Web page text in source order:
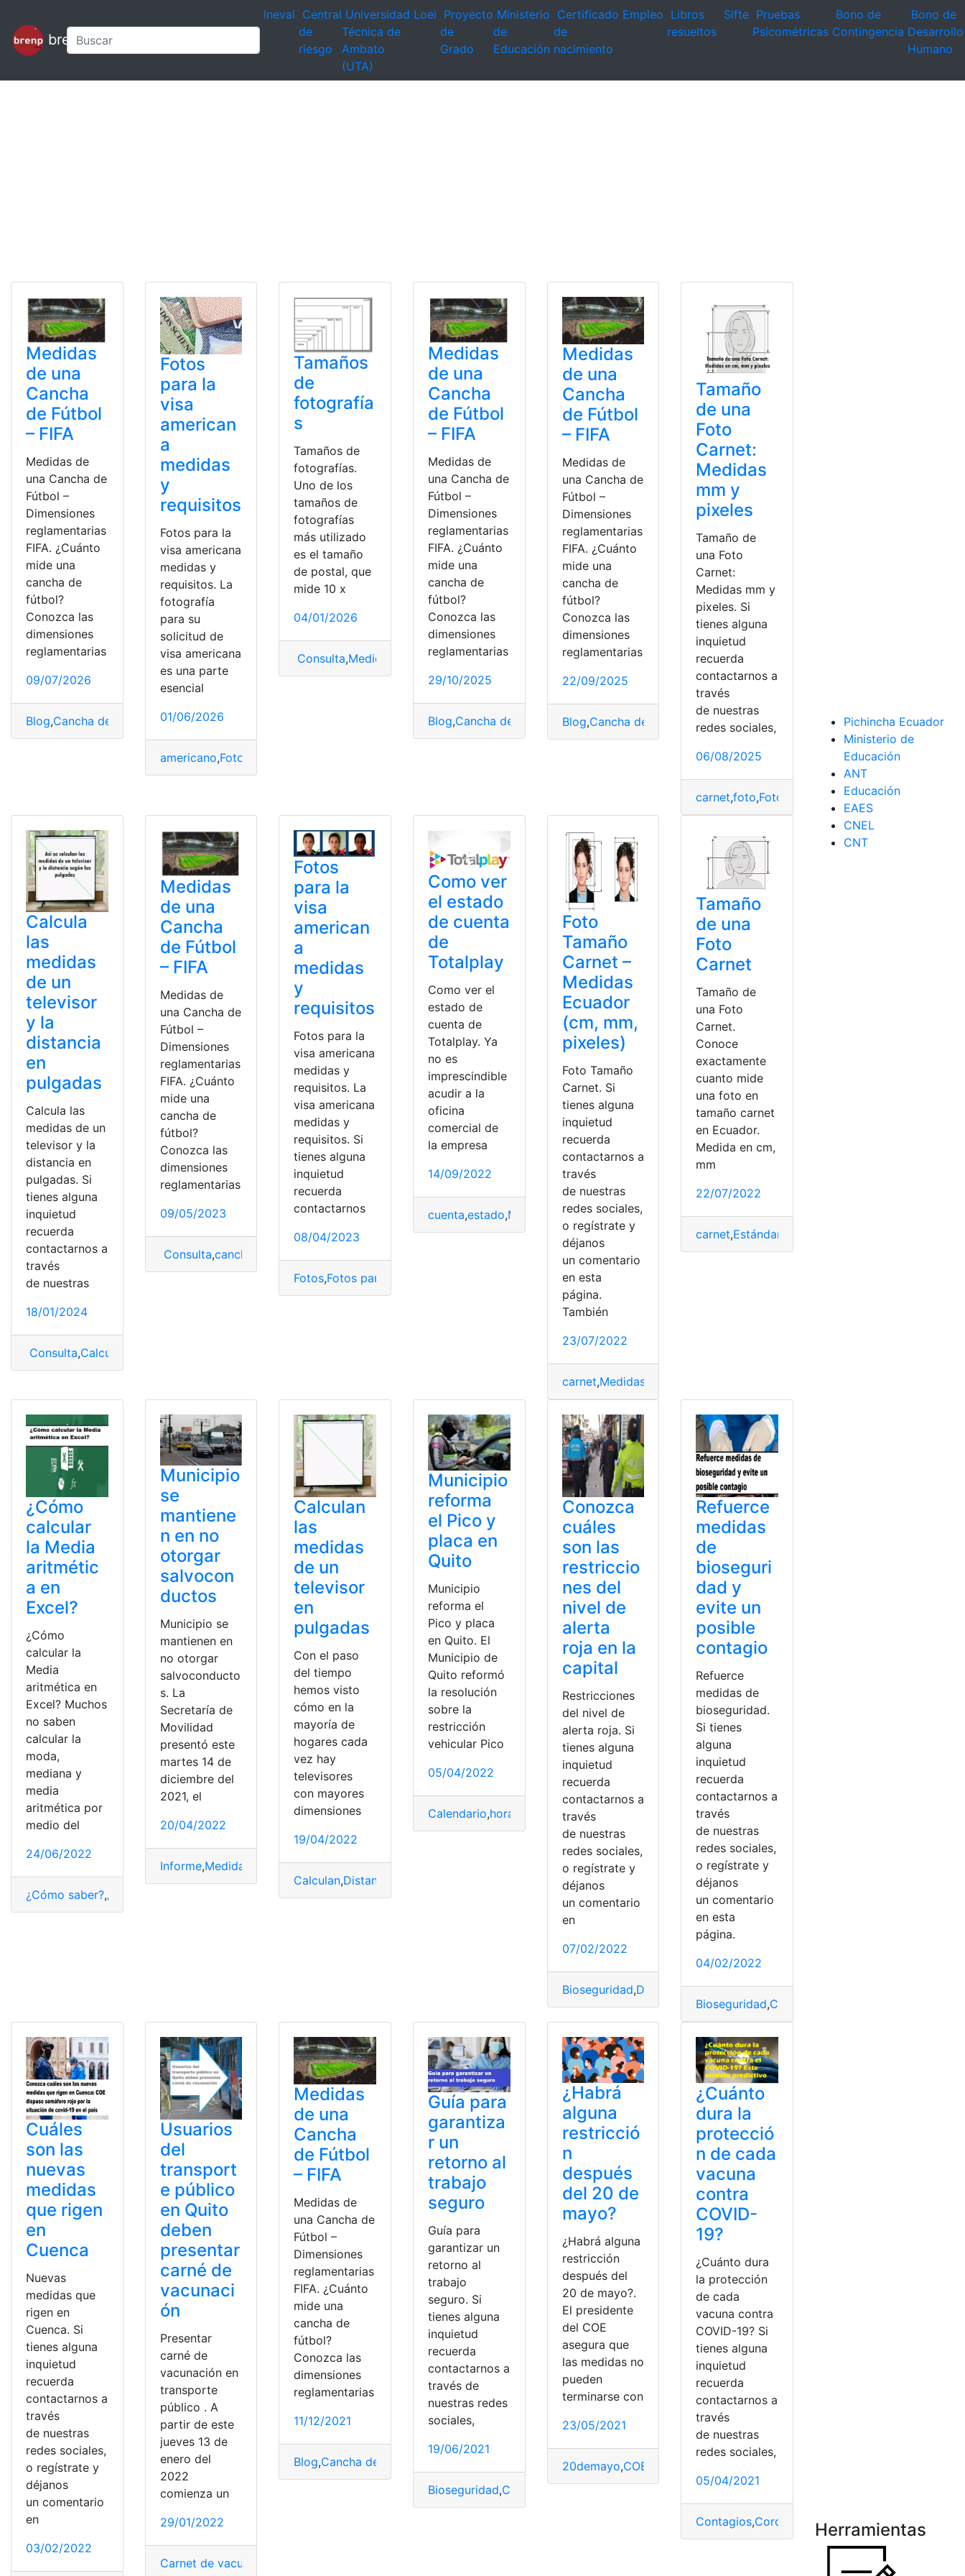
brenp
Ineval Central
de
riesgo
Universidad
Técnica de
Ambato
(UTA)
Loei Proyecto
de
Grado
Ministerio
de
Educación
Certificado
de
nacimiento
Empleo Libros
resueltos
Sifte Pruebas
Psicométricas
Bono de
Contingencia
Bono de
Desarrollo
Humano
Medidas
de una
Cancha
de Fútbol
– FIFA
Medidas de
una Cancha de
Fútbol –
Dimensiones
reglamentarias
FIFA. ¿Cuánto
mide una
cancha de
fútbol?
Conozca las
dimensiones
reglamentarias
09/07/2026
Blog,Cancha de fútbol Ecuador,Fútbol
Fotos
para la
visa
american
a
medidas
y
requisitos
Fotos para la
visa americana
medidas y
requisitos. La
fotografía
para su
solicitud de
visa americana
es una parte
esencial
01/06/2026
americano,Fotos
Tamaños
de
fotografía
s
Tamaños de
fotografías.
Uno de los
tamaños de
fotografías
más utilizado
es el tamaño
de postal, que
mide 10 x
04/01/2026
Consulta,Medidas Tamaños de fotografías
Medidas
de una
Cancha
de Fútbol
– FIFA
Medidas de
una Cancha de
Fútbol –
Dimensiones
reglamentarias
FIFA. ¿Cuánto
mide una
cancha de
fútbol?
Conozca las
dimensiones
reglamentarias
29/10/2025
Blog,Cancha de fútbol Ecuador,Fútbol ,Medidas
Medidas
de una
Cancha
de Fútbol
– FIFA
Medidas de
una Cancha de
Fútbol –
Dimensiones
reglamentarias
FIFA. ¿Cuánto
mide una
cancha de
fútbol?
Conozca las
dimensiones
reglamentarias
22/09/2025
Blog,Cancha de fútbol Ecuador Fútbol
Tamaño
de una
Foto
Carnet:
Medidas
mm y
pixeles
Tamaño de
una Foto
Carnet:
Medidas mm y
pixeles. Si
tienes alguna
inquietud
recuerda
contactarnos a
través
de nuestras
redes sociales,
06/08/2025
carnet,foto,Foto Carnet Medidas,Pixeles
Calcula
las
medidas
de un
televisor
y la
distancia
en
pulgadas
Calcula las
medidas de un
televisor y la
distancia en
pulgadas. Si
tienes alguna
inquietud
recuerda
contactarnos a
través
de nuestras
18/01/2024
Consulta,Calcular
Medidas
de una
Cancha
de Fútbol
– FIFA
Medidas de
una Cancha de
Fútbol –
Dimensiones
reglamentarias
FIFA. ¿Cuánto
mide una
cancha de
fútbol?
Conozca las
dimensiones
reglamentarias
09/05/2023
Consulta,cancha Fútbol ,Medidas
Fotos
para la
visa
american
a
medidas
y
requisitos
Fotos para la
visa americana
medidas y
requisitos. La
visa americana
medidas y
requisitos. Si
tienes alguna
inquietud
recuerda
contactarnos
08/04/2023
Fotos,Fotos para la visa Medidas y requisitos,Requisitos
Como ver
el estado
de cuenta
de
Totalplay
Como ver el
estado de
cuenta de
Totalplay. Ya
no es
imprescindible
acudir a la
oficina
comercial de
la empresa
14/09/2022
cuenta,estado,Medidas Procedimiento,registrarse,totalplay,Ventajas
Foto
Tamaño
Carnet –
Medidas
Ecuador
(cm, mm,
pixeles)
Foto Tamaño
Carnet. Si
tienes alguna
inquietud
recuerda
contactarnos a
través
de nuestras
redes sociales,
o regístrate y
déjanos
un comentario
en esta
página.
También
23/07/2022
carnet,Medidas
Tamaño
de una
Foto
Carnet
Tamaño de
una Foto
Carnet.
Conoce
exactamente
cuanto mide
una foto en
tamaño carnet
en Ecuador.
Medida en cm,
mm
22/07/2022
carnet,Estándares
¿Cómo
calcular
la Media
aritmétic
a en
Excel?
¿Cómo
calcular la
Media
aritmética en
Excel? Muchos
no saben
calcular la
moda,
mediana y
media
aritmética por
medio del
24/06/2022
¿Cómo saber?,¿Qué es? Excel,Medidas,Microsoft Excel
Municipio
se
mantiene
n en no
otorgar
salvocon
ductos
Municipio se
mantienen en
no otorgar
salvoconducto
s. La
Secretaría de
Movilidad
presentó este
martes 14 de
diciembre del
2021, el
20/04/2022
Informe,Medidas movilidad,Servicios,Vehículo
Calculan
las
medidas
de un
televisor
en
pulgadas
Con el paso
del tiempo
hemos visto
cómo en la
mayoría de
hogares cada
vez hay
televisores
con mayores
dimensiones
19/04/2022
Calculan,Distancia
Municipio
reforma
el Pico y
placa en
Quito
Municipio
reforma el
Pico y placa
en Quito. El
Municipio de
Quito reformó
la resolución
sobre la
restricción
vehicular Pico
05/04/2022
Calendario,horario Medidas,Restricción
Conozca
cuáles
son las
restriccio
nes del
nivel de
alerta
roja en la
capital
Restricciones
del nivel de
alerta roja. Si
tienes alguna
inquietud
recuerda
contactarnos a
través
de nuestras
redes sociales,
o regístrate y
déjanos
un comentario
en
07/02/2022
Bioseguridad,Distrito Metropolitano de Quito
Refuerce
medidas
de
bioseguri
dad y
evite un
posible
contagio
Refuerce
medidas de
bioseguridad.
Si tienes
alguna
inquietud
recuerda
contactarnos a
través
de nuestras
redes sociales,
o regístrate y
déjanos
un comentario
en esta
página.
04/02/2022
Bioseguridad,Contagios
Cuáles
son las
nuevas
medidas
que rigen
en
Cuenca
Nuevas
medidas que
rigen en
Cuenca. Si
tienes alguna
inquietud
recuerda
contactarnos a
través
de nuestras
redes sociales,
o regístrate y
déjanos
un comentario
en
03/02/2022
Usuarios
del
transport
e público
en Quito
deben
presentar
carné de
vacunaci
ón
Presentar
carné de
vacunación en
transporte
público . A
partir de este
jueves 13 de
enero del
2022
comienza un
29/01/2022
Carnet de vacunación
Medidas
de una
Cancha
de Fútbol
– FIFA
Medidas de
una Cancha de
Fútbol –
Dimensiones
reglamentarias
FIFA. ¿Cuánto
mide una
cancha de
fútbol?
Conozca las
dimensiones
reglamentarias
11/12/2021
Blog,Cancha de fútbol
Guía para
garantiza
r un
retorno al
trabajo
seguro
Guía para
garantizar un
retorno al
trabajo
seguro. Si
tienes alguna
inquietud
recuerda
contactarnos a
través de
nuestras redes
sociales,
19/06/2021
Bioseguridad,Coronavirus Distancia social
¿Habrá
alguna
restricció
n
después
del 20 de
mayo?
¿Habrá alguna
restricción
después del
20 de mayo?.
El presidente
del COE
asegura que
las medidas no
pueden
terminarse con
23/05/2021
20demayo,COE
¿Cuánto
dura la
protecció
n de cada
vacuna
contra
COVID-
19?
¿Cuánto dura
la protección
de cada
vacuna contra
COVID-19? Si
tienes alguna
inquietud
recuerda
contactarnos a
través
de nuestras
redes sociales,
05/04/2021
Contagios,Coronavirus COVID-19, Cuarenta
Pichincha Ecuador
Ministerio de
Educación
ANT
Educación
EAES
CNEL
CNT
Herramientas